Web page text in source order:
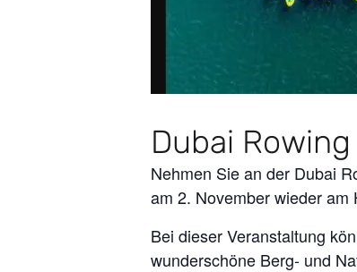
Dubai
Nehmen Sie an der Dubai
am 2. November wieder am
Bei dieser Veranstaltung
wunderschöne Berg- und